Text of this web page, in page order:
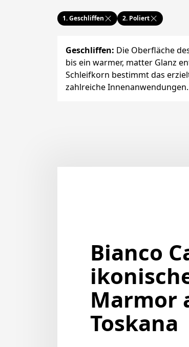
1.Geschliffen 2. Poliert
Geschliffen: Die Oberfläche
bis ein warmer, matter Glanz
Schleifkorn bestimmt das
zahlreiche Innenanwendungen.
Bianco
Marmor
Toskana